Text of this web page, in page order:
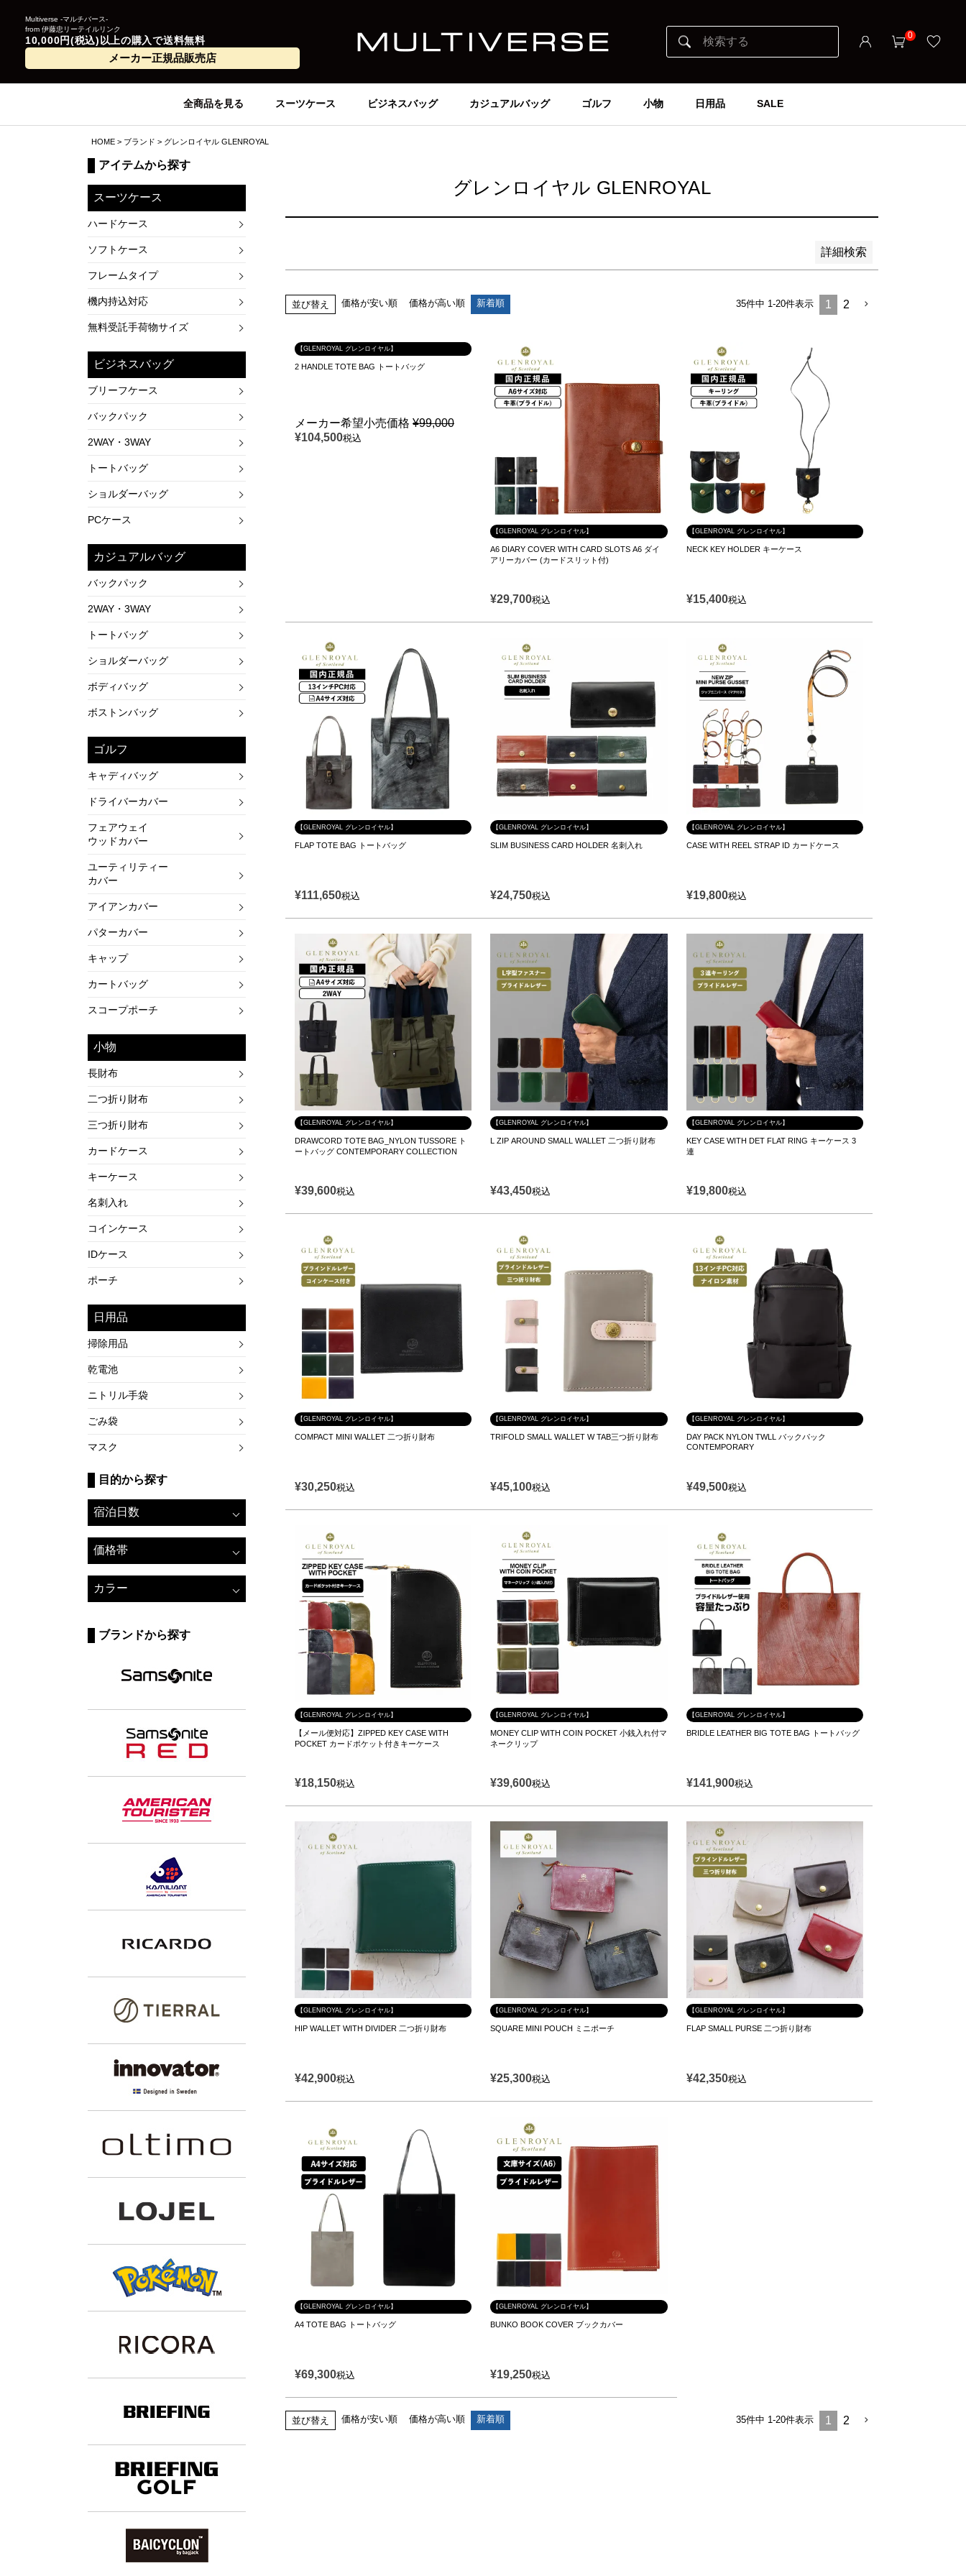
Multiverse -マルチバース-
from 伊藤忠リーテイルリンク
10,000円(税込)以上の購入で送料無料
メーカー正規品販売店
0
全商品を見る スーツケース ビジネスバッグ カジュアルバッグ ゴルフ 小物 日用品 SALE
HOME ブランド グレンロイヤル GLENROYAL
アイテムから探す
スーツケース
ハードケース
ソフトケース
フレームタイプ
機内持込対応
無料受託手荷物サイズ
ビジネスバッグ
ブリーフケース
バックパック
2WAY・3WAY
トートバッグ
ショルダーバッグ
PCケース
カジュアルバッグ
バックパック
2WAY・3WAY
トートバッグ
ショルダーバッグ
ボディバッグ
ボストンバッグ
ゴルフ
キャディバッグ
ドライバーカバー
フェアウェイ
ウッドカバー
ユーティリティー
カバー
アイアンカバー
パターカバー
キャップ
カートバッグ
スコープポーチ
小物
長財布
二つ折り財布
三つ折り財布
カードケース
キーケース
名刺入れ
コインケース
IDケース
ポーチ
日用品
掃除用品
乾電池
ニトリル手袋
ごみ袋
マスク
目的から探す
宿泊日数
価格帯
カラー
ブランドから探す
グレンロイヤル GLENROYAL
詳細検索
価格が高い順
検索
並び替え 価格が安い順 価格が高い順 新着順 35件中 1 -20件表示 1 2
【GLENROYAL グレンロイヤル】
2 HANDLE TOTE BAG トートバッグ
メーカー希望小売価格 ¥99,000
¥104,500税込
【GLENROYAL グレンロイヤル】
A6 DIARY COVER WITH CARD SLOTS A6 ダイ
アリーカバー (カードスリット付)
¥29,700税込
【GLENROYAL グレンロイヤル】
NECK KEY HOLDER キーケース
¥15,400税込
【GLENROYAL グレンロイヤル】
FLAP TOTE BAG トートバッグ
¥111,650税込
【GLENROYAL グレンロイヤル】
SLIM BUSINESS CARD HOLDER 名刺入れ
¥24,750税込
【GLENROYAL グレンロイヤル】
CASE WITH REEL STRAP ID カードケース
¥19,800税込
【GLENROYAL グレンロイヤル】
DRAWCORD TOTE BAG_NYLON TUSSORE ト
ートバッグ CONTEMPORARY COLLECTION
¥39,600税込
【GLENROYAL グレンロイヤル】
L ZIP AROUND SMALL WALLET 二つ折り財布
¥43,450税込
【GLENROYAL グレンロイヤル】
KEY CASE WITH DET FLAT RING キーケース 3
連
¥19,800税込
【GLENROYAL グレンロイヤル】
COMPACT MINI WALLET 二つ折り財布
¥30,250税込
【GLENROYAL グレンロイヤル】
TRIFOLD SMALL WALLET W TAB三つ折り財布
¥45,100税込
【GLENROYAL グレンロイヤル】
DAY PACK NYLON TWLL バックパック
CONTEMPORARY
¥49,500税込
【GLENROYAL グレンロイヤル】
【メール便対応】ZIPPED KEY CASE WITH
POCKET カードポケット付きキーケース
¥18,150税込
【GLENROYAL グレンロイヤル】
MONEY CLIP WITH COIN POCKET 小銭入れ付マ
ネークリップ
¥39,600税込
【GLENROYAL グレンロイヤル】
BRIDLE LEATHER BIG TOTE BAG トートバッグ
¥141,900税込
【GLENROYAL グレンロイヤル】
HIP WALLET WITH DIVIDER 二つ折り財布
¥42,900税込
【GLENROYAL グレンロイヤル】
SQUARE MINI POUCH ミニポーチ
¥25,300税込
【GLENROYAL グレンロイヤル】
FLAP SMALL PURSE 二つ折り財布
¥42,350税込
【GLENROYAL グレンロイヤル】
A4 TOTE BAG トートバッグ
¥69,300税込
【GLENROYAL グレンロイヤル】
BUNKO BOOK COVER ブックカバー
¥19,250税込
並び替え 価格が安い順 価格が高い順 新着順 35件中 1-20件表示 1 2